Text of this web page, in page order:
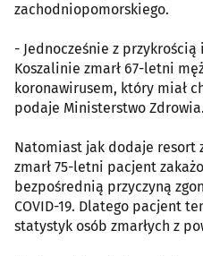
zachodniopomorskiego.
- Jednocześnie z
Koszalinie zmarł 67-letni
koronawirusem, który miał
podaje Ministerstwo Zdrowia.
Natomiast jak dodaje resort
zmarł 75-letni pacjent
bezpośrednią przyczyną
COVID-19. Dlatego pacjent
statystyk osób zmarłych z